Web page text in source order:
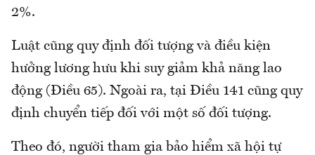
2%.
Luật cũng quy định đối tượng và điều kiện
hưởng lương hưu khi suy giảm khả năng lao
động (Điều 65). Ngoài ra, tại Điều 141 cũng quy
định chuyển tiếp đối với một số đối tượng.
Theo đó, người tham gia bảo hiểm xã hội tự